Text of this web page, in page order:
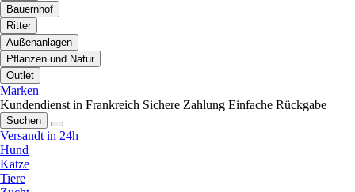
Bauernhof
Ritter
Außenanlagen
Pflanzen und Natur
Outlet
Marken
Kundendienst in Frankreich Sichere Zahlung Einfache Rückgabe
Suchen
Versandt in 24h
Hund
Katze
Tiere